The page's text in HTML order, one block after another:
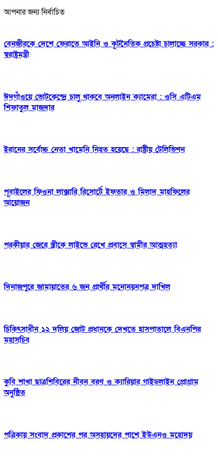
আপনার জন্য নির্বাচিত
বেনজীরকে দেশে ফেরাতে আইনি ও কূটনৈতিক প্রচেষ্টা চালাচ্ছে সরকার :
স্বরাষ্ট্রমন্ত্রী
ঈদগাঁওয়ে ভোটকেন্দ্রে চালু থাকবে অনলাইন ক্যামেরা : ওসি এটিএম
শিফাতুল মাজদার
ইরানের সর্বোচ্চ নেতা খামেনি নিহত হয়েছে : রাষ্ট্রীয় টেলিভিশন
পূবাইলের ফিওনা লাক্সারি রিসোর্টে ইফতার ও মিলাদ মাহফিলের
আয়োজন
পরকীয়ার জেরে স্ত্রীকে লাইভে রেখে প্রবাসে স্বামীর আত্মহত্যা
দিনাজপুরে জামায়াতের ৬ জন প্রার্থীর মনোনয়নপত্র দাখিল
চিকিৎসাধীন ১২ দলিয় জোট প্রধানকে দেখতে হাসপাতালে বিএনপির
মহাসচিব
কুবি শাখা ছাত্রশিবিরের নীবন বরণ ও ক্যারিয়ার গাইডলাইন প্রোগ্রাম
অনুষ্ঠিত
পত্রিকায় সংবাদ প্রকাশের পর অসহায়দের পাশে ইউএনও মহোদয়